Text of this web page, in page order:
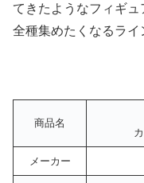
てきたようなフィギュ
全種集めたくなるライ
商品名
カプ
メーカー